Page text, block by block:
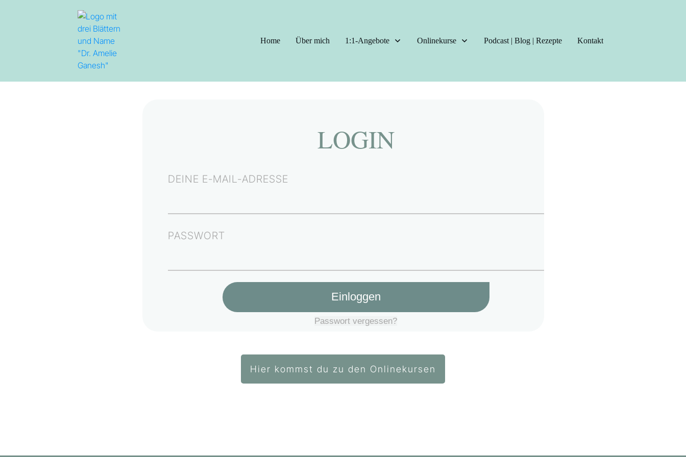
Home Über mich 1:1-Angebote Onlinekurse Podcast | Blog | Rezepte Kontakt
LOGIN
DEINE E-MAIL-ADRESSE
PASSWORT
Einloggen
Passwort vergessen?
Hier kommst du zu den Onlinekursen